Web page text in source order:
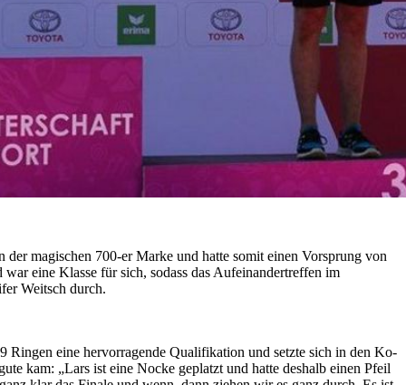
magischen 700-er Marke und hatte somit einen Vorsprung von
eine Klasse für sich, sodass das Aufeinandertreffen im
Weitsch durch.
eine hervorragende Qualifikation und setzte sich in den Ko-
kam: „Lars ist eine Nocke geplatzt und hatte deshalb einen Pfeil